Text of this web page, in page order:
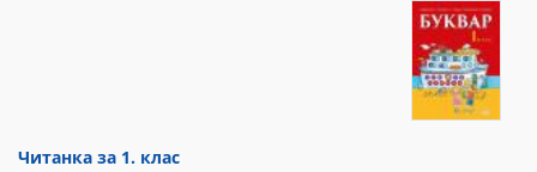
Читанка за 1. клас